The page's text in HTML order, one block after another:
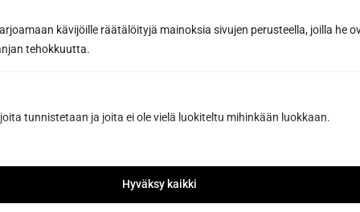
kävijöille räätälöityjä mainoksia sivujen perusteella, joilla he
tehokkuutta.
tunnistetaan ja joita ei ole vielä luokiteltu mihinkään luokkaan.
Hyväksy kaikki
Tilaamalla hyväksyt Sun Sauna Oy:ntietosuojaselosteen.
Voit peruttaa liittymisen koska tahansa, eikä se sido sinua